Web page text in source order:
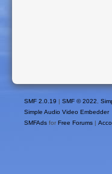
SMF 2.0.19 | SMF © 2022,
Simple Audio Video Embedder
SMFAds for Free Forums |